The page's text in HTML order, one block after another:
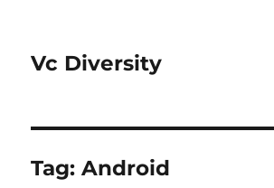
Vc Diversity
Tag:Android